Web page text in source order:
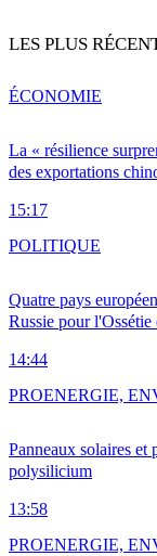
LES PLUS
La « résilience
des exportations
15:17
ÉCONOMIE
Quatre pays
Russie pour l'Ossétie
14:44
POLITIQUE
Panneaux solaires et
polysilicium
13:58
PROENERGIE,
PROENERGIE,